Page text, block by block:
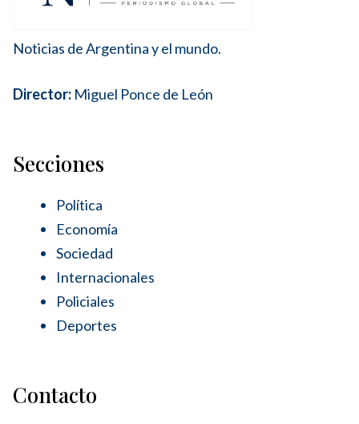
Noticias de Argentina y el mundo.
Director: Miguel Ponce de León
Secciones
Política
Economía
Sociedad
Internacionales
Policiales
Deportes
Contacto